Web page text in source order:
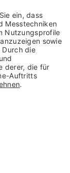
beauty alliance